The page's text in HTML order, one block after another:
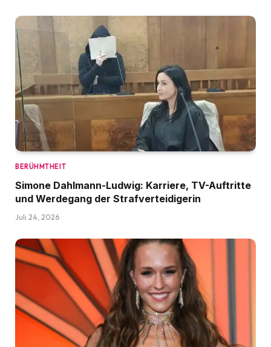
BERÜHMTHEIT
Simone Dahlmann-Ludwig: Karriere, TV-Auftritte
und Werdegang der Strafverteidigerin
Juli 24, 2026